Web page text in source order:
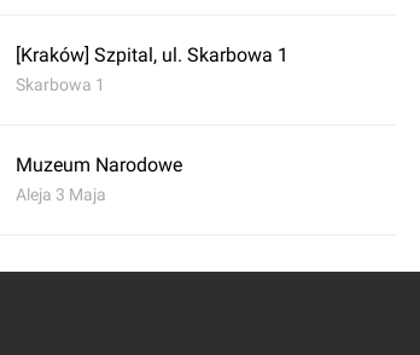
[Kraków] Szpital, ul. Skarbowa 1
Skarbowa 1
Muzeum Narodowe
Aleja 3 Maja